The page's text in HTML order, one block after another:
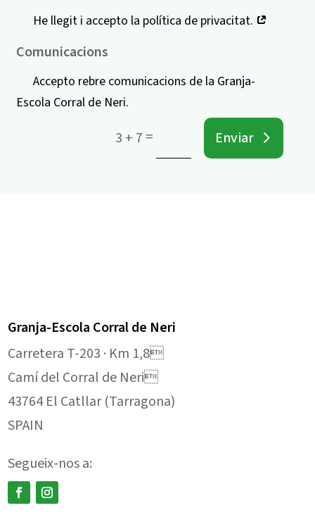
He llegit i accepto la política de privacitat.
Comunicacions
Accepto rebre comunicacions de la Granja-
Escola Corral de Neri.
3 + 7 = Enviar
Granja-Escola Corral de Neri
Carretera T-203 · Km 1,8
Camí del Corral de Neri
43764 El Catllar (Tarragona)
SPAIN
Segueix-nos a: